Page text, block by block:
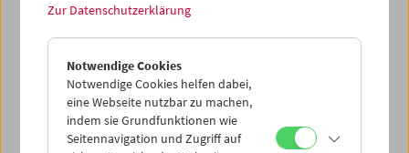
Mo 6.2.
Di 7.2.
Mi 8.2.
Zur Datenschutzerklärung
Notwendige Cookies
Notwendige Cookies helfen dabei,
eine Webseite nutzbar zu machen,
indem sie Grundfunktionen wie
Seitennavigation und Zugriff auf